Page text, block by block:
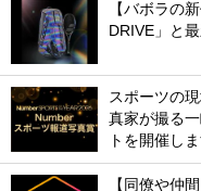
【バボラの
DRIVE」と
スポーツの
真家が撮る
トを開催し
【同僚や仲